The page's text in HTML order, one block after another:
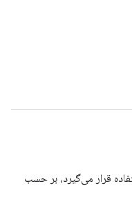
قرار می‌گیرد، بر حسب